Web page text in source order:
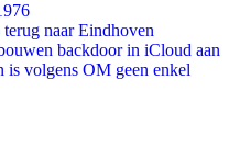
naar Eindhoven
backdoor in iCloud aan
is volgens OM geen enkel